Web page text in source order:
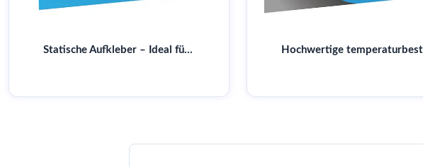
Statische Aufkleber – Ideal für temporäre Aktionen | Einfach anzubringen & zu entfernen | Jetzt entdecken